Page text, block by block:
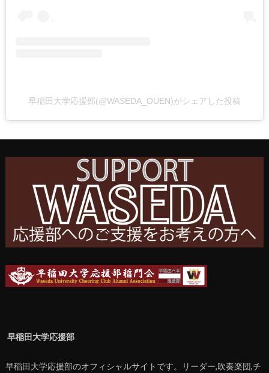
早稲田大学応援部(@WASEDA_OUEN)がシェアした投稿
早稲田大学応援部
早稲田大学応援部のオフィシャルサイトです。リーダー,吹奏楽団,チ